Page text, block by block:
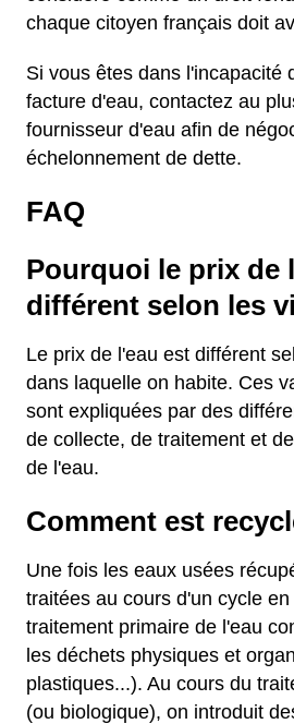
chaque citoyen français doit
Si vous êtes dans l'incapacité
facture d'eau, contactez au
fournisseur d'eau afin de
échelonnement de dette.
FAQ
Pourquoi le prix de
différent selon les
Le prix de l'eau est différent
dans laquelle on habite. Ces
sont expliquées par des
de collecte, de traitement et
de l'eau.
Comment est
Une fois les eaux usées
traitées au cours d'un cycle
traitement primaire de l'eau
les déchets physiques et
plastiques...). Au cours du
(ou biologique), on introduit